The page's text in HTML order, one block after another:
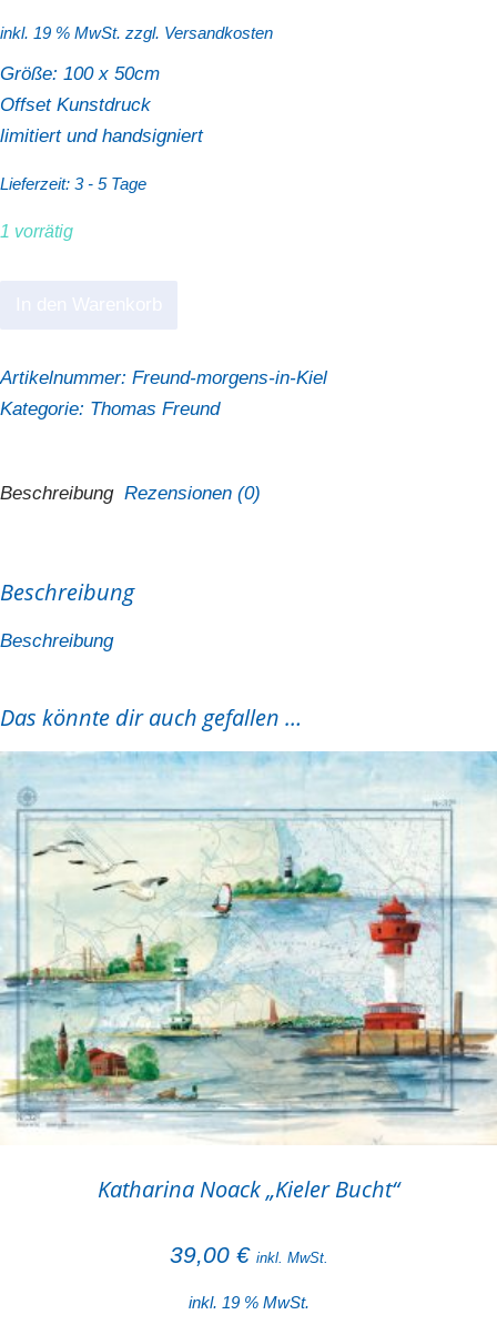
inkl. 19 % MwSt. zzgl. Versandkosten
Größe: 100 x 50cm
Offset Kunstdruck
limitiert und handsigniert
Lieferzeit: 3 - 5 Tage
1 vorrätig
in
Kiel"
Artikelnummer: Freund-morgens-in-Kiel
Kategorie: Thomas Freund
Beschreibung Rezensionen (0)
Beschreibung
Beschreibung
Das könnte dir auch gefallen …
Katharina Noack „Kieler Bucht“
39,00 € inkl. MwSt.
inkl. 19 % MwSt.